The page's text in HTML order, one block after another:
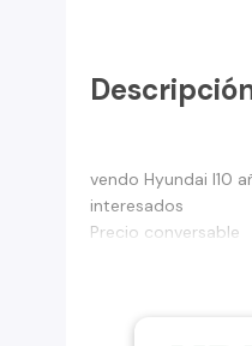
vendo Hyundai I10
interesados
Precio conversable